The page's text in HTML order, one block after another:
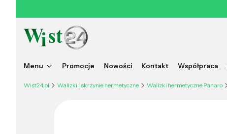
Menu Promocje Nowości Kontakt Współpraca
Wist24.pl Walizki i skrzynie hermetyczne Walizki hermetyczne Panaro